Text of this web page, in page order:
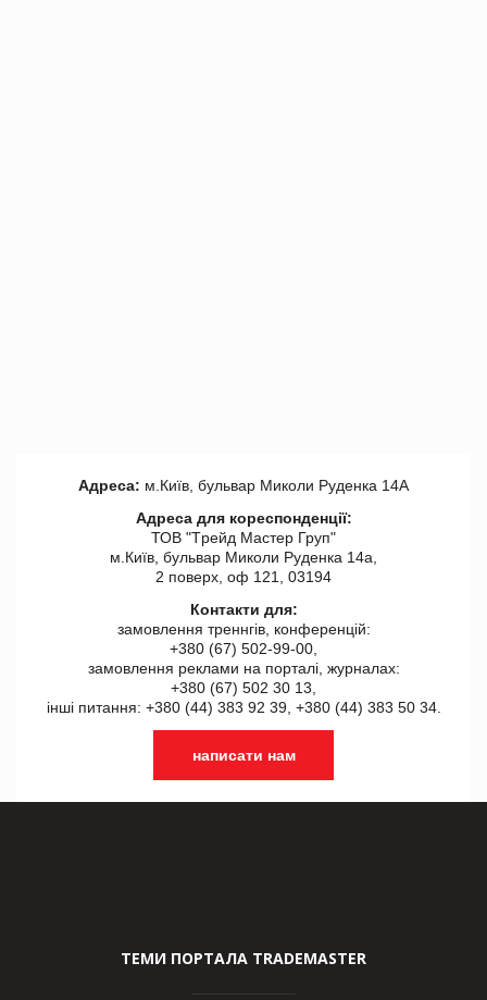
Адреса: м.Київ, бульвар Миколи Руденка 14А
Адреса для кореспонденції:
ТОВ "Tрейд Мастер Груп"
м.Київ, бульвар Миколи Руденка 14а,
2 поверх, оф 121, 03194
Контакти для:
замовлення треннгів, конференцій:
+380 (67) 502-99-00,
замовлення реклами на порталі, журналах:
+380 (67) 502 30 13,
інші питання: +380 (44) 383 92 39, +380 (44) 383 50 34.
написати нам
ТЕМИ ПОРТАЛА TRADEMASTER